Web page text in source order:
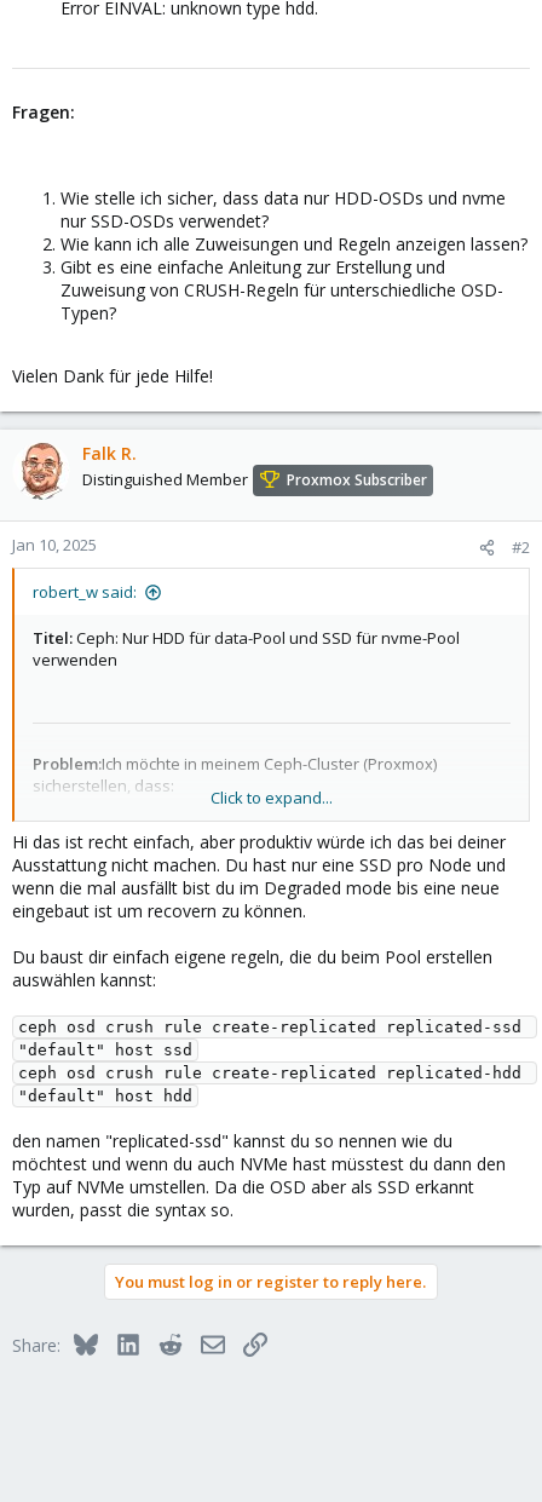
Error EINVAL: unknown type hdd.
Fragen:
Wie stelle ich sicher, dass data nur HDD-OSDs und nvme
nur SSD-OSDs verwendet?
Wie kann ich alle Zuweisungen und Regeln anzeigen lassen?
Gibt es eine einfache Anleitung zur Erstellung und
Zuweisung von CRUSH-Regeln für unterschiedliche OSD-
Typen?
Vielen Dank für jede Hilfe!
Falk R.
Distinguished Member Proxmox Subscriber
Jan 10, 2025 #2
robert_w said:
Titel:Ceph: Nur HDD für data-Pool und SSD für nvme-Pool
verwenden
Problem:Ich möchte in meinem Ceph-Cluster (Proxmox)
sicherstellen, dass:
HDD-OSDsnur im Pool data verwendet werden.
SSD-OSDsnur im Pool nvme verwendet werden.
Aktuelle Situation:
OSDs:ID CLASS WEIGHT TYPE NAME
-1 4.12610 root default
-3 1.37537 host pve1
0 hdd 0.45479 osd.0
6 hdd 0.45479 osd.6
3 ssd 0.46579 osd.3
-5 1.37537 host pve2
1 hdd 0.45479 osd.1
7 hdd 0.45479 osd.7
4 ssd 0.46579 osd.4
-7 1.37537 host pve3
8 hdd 0.45479 osd.8
5 ssd 0.46579 osd.5
Click to expand...
Hi das ist recht einfach, aber produktiv würde ich das bei deiner
Ausstattung nicht machen. Du hast nur eine SSD pro Node und
wenn die mal ausfällt bist du im Degraded mode bis eine neue
eingebaut ist um recovern zu können.
Du baust dir einfach eigene regeln, die du beim Pool erstellen
auswählen kannst:
ceph osd crush rule create-replicated replicated-ssd
"default" host ssd
ceph osd crush rule create-replicated replicated-hdd
"default" host hdd
den namen "replicated-ssd" kannst du so nennen wie du
möchtest und wenn du auch NVMe hast müsstest du dann den
Typ auf NVMe umstellen. Da die OSD aber als SSD erkannt
wurden, passt die syntax so.
You must log in or register to reply here.
Share: BlueskyLinkedInRedditEmailLink